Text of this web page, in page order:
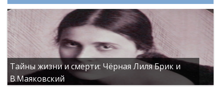
Тайны жизни и смерти: Чёрная Лиля Брик и
В.Маяковский